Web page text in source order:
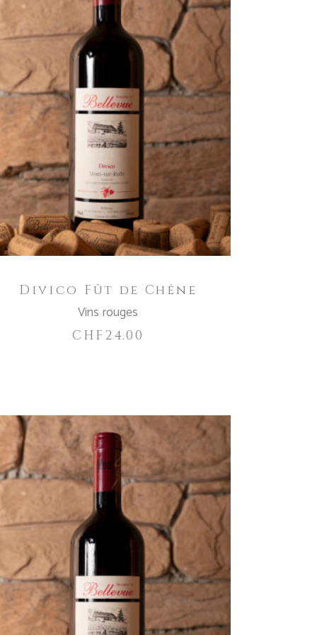
IN DEN WARENKORB
Divico Fût de Chêne
Vins rouges
CHF 24.00
IN DEN WARENKORB